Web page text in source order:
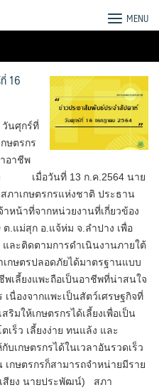
MENU
16
นศุกร์ที่
ษตรกร
อาชีพ
ง เมื่อวันที่ 13 ก.ค.2564 นาย
าเกษตรกรแห่งชาติ ประธาน
าหน้าที่จากหน่วยงานที่เกี่ยวข้อง
.แม่สุก อ.แจ้ห่ม จ.ลำปาง เพื่อ
ละติดตามการดำเนินงานภายใต้
กษตรปลอดภัยได้มาตรฐานแบบ
พเลี้ยงแพะถือเป็นอาชีพที่น่าสนใจ
เนื่องจากแพะเป็นสัตว์เศรษฐกิจที่
ริมให้เกษตรกรได้เลี้ยงเพื่อเป็น
เร็ว เลี้ยงง่าย ทนแล้ง และ
บเกษตรกรได้ในเวลาอันรวดเร็ว
กษตรกรก็สามารถจำหน่ายมีราย
เสียง นายประพัฒน์) สภา